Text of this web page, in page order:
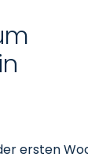
ersten